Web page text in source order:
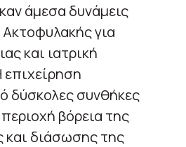
άμεσα δυνάμεις
για
και ιατρική
δύσκολες συνθήκες
βόρεια της
και διάσωσης της